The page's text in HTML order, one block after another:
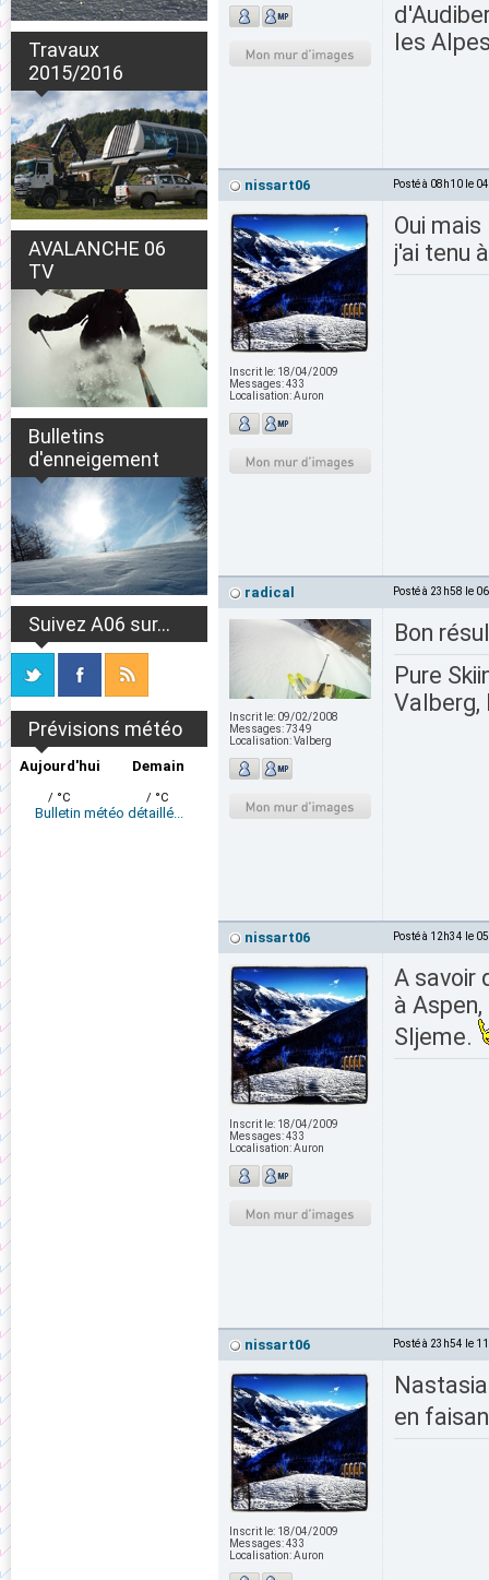
Travaux
2015/2016
AVALANCHE 06
TV
Bulletins
d'enneigement
Suivez A06 sur...
Prévisions météo
Aujourd'hui
/ °C
Demain
/ °C
Bulletin météo détaillé...
les
nissart06 Posté à 08h10 le
Inscrit le: 18/04/2009
Messages:433
Localisation:Auron
Oui
j'ai tenu
radical Posté à 23h58 le
Inscrit le: 09/02/2008
Messages:7349
Localisation:Valberg
Bon
Pure
Valberg,
nissart06 Posté à 12h34 le
Inscrit le: 18/04/2009
Messages:433
Localisation:Auron
A savoir
à
Sljeme.
nissart06 Posté à 23h54 le
Inscrit le: 18/04/2009
Messages:433
Localisation:Auron
en